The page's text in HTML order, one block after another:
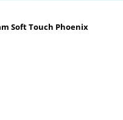
Soft Touch Phoenix